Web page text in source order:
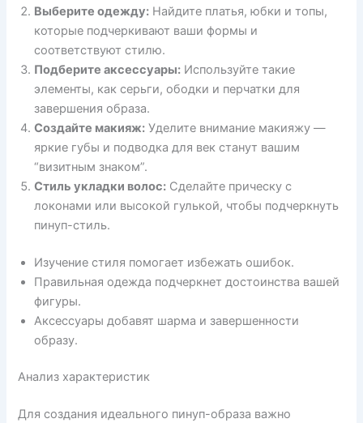
Выберите одежду: Найдите платья, юбки и топы,
которые подчеркивают ваши формы и
соответствуют стилю.
Подберите аксессуары: Используйте такие
элементы, как серьги, ободки и перчатки для
завершения образа.
Создайте макияж: Уделите внимание макияжу —
яркие губы и подводка для век станут вашим
“визитным знаком”.
Стиль укладки волос: Сделайте прическу с
локонами или высокой гулькой, чтобы подчеркнуть
пинуп-стиль.
Изучение стиля помогает избежать ошибок.
Правильная одежда подчеркнет достоинства вашей
фигуры.
Аксессуары добавят шарма и завершенности
образу.
Анализ характеристик
Для создания идеального пинуп-образа важно